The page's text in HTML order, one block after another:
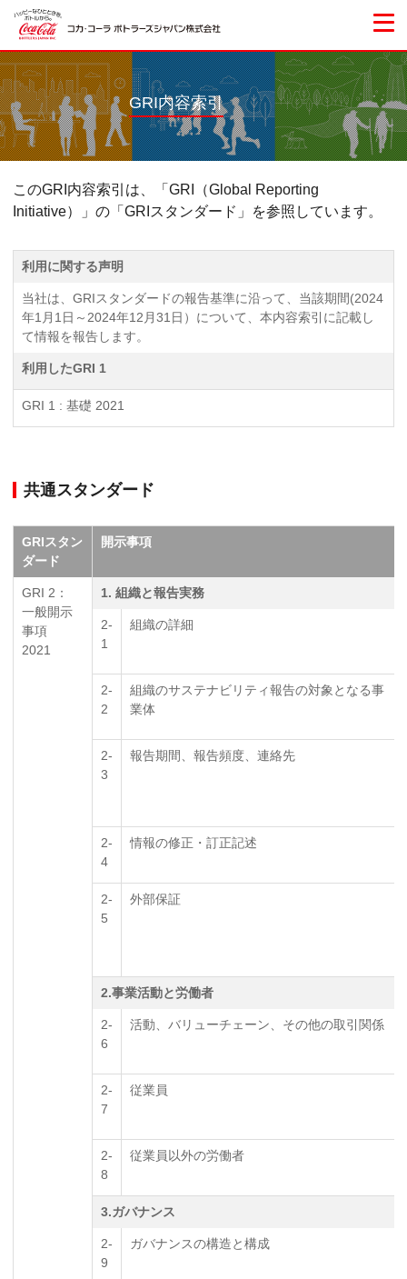
GRI内容索引
開示場所
このGRI内容索引は、「GRI（Global Reporting
Initiative）」の「GRIスタンダード」を参照しています。
利用に関する声明
当社は、GRIスタンダードの報告基準に沿って、当該期間(2024
年1月1日～2024年12月31日）について、本内容索引に記載し
て情報を報告します。
利用したGRI 1
GRI 1 : 基礎 2021
共通スタンダード
GRIスタン
ダード
開示事項
GRI 2：
一般開示
事項
2021
1. 組織と報告実務
2-
1
組織の詳細
2-
2
組織のサステナビリティ報告の対象となる事
業体
2-
3
報告期間、報告頻度、連絡先
2-
4
情報の修正・訂正記述
2-
5
外部保証
2.事業活動と労働者
2-
6
活動、バリューチェーン、その他の取引関係
2-
7
従業員
2-
8
従業員以外の労働者
3.ガバナンス
2-
9
ガバナンスの構造と構成